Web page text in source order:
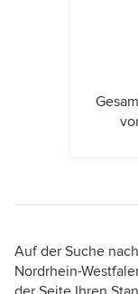
Auf der Suche
Nordrhein-